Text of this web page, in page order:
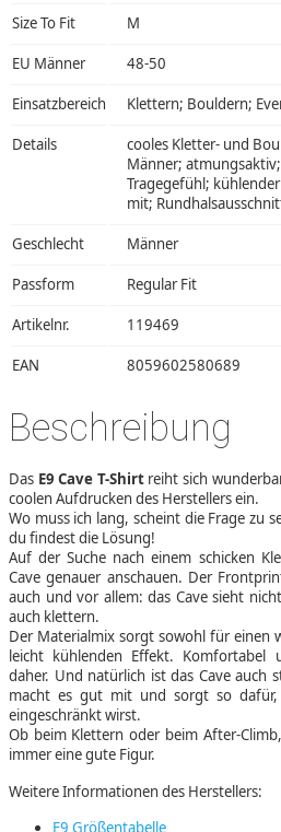
Size To Fit M
EU Männer 48-50
Einsatzbereich Klettern; Bouldern;
Details
cooles Kletter- und
Männer;
Tragegefühl;
mit;
Geschlecht Männer
Passform Regular Fit
Artikelnr. 119469
EAN 8059602580689
Beschreibung
Das E9 Cave T-Shirtreiht sich
coolen Aufdrucken des Herstellers ein.
Wo muss ich lang, scheint die Frage zu
du findest die Lösung!
Auf der Suche nach einem schicken
Cave genauer anschauen. Der
auch und vor allem: das Cave sieht
auch klettern.
Der Materialmix sorgt sowohl für einen
leicht kühlenden Effekt.
daher. Und natürlich ist das Cave auch
macht es gut mit und sorgt so
eingeschränkt wirst.
Ob beim Klettern oder beim After-
immer eine gute Figur.
Weitere Informationen des Herstellers:
E9 Größentabelle